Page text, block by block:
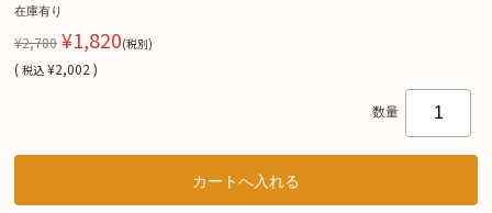
在庫有り
¥2,780 ¥1,820(税別)
( 税込 ¥2,002 )
数量